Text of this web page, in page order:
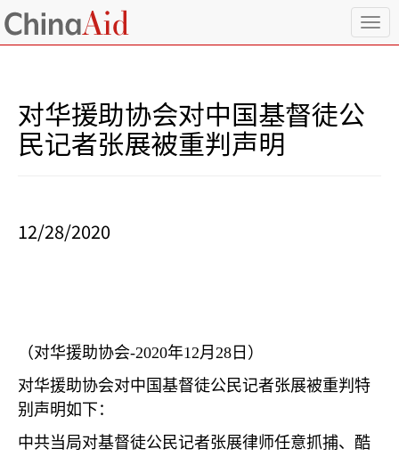
T
o
对华援助协会对中国基督徒公
民记者张展被重判声明
12/28/2020
（对华援助协会-2020年12月 28 日）
对华援助协会对中国基督徒公民记者张展被重判特
别声明如下：
中共当局对基督徒公民记者张展律师任意抓捕、酷